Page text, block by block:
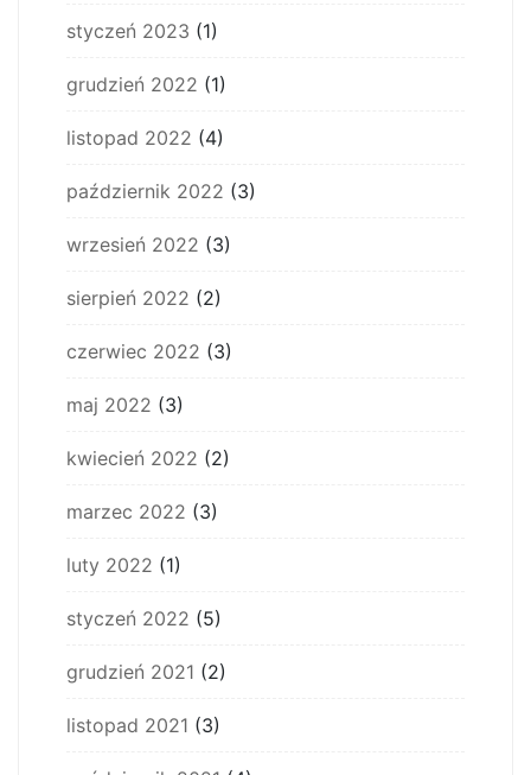
styczeń 2023 (1)
grudzień 2022 (1)
listopad 2022 (4)
październik 2022 (3)
wrzesień 2022 (3)
sierpień 2022 (2)
czerwiec 2022 (3)
maj 2022 (3)
kwiecień 2022 (2)
marzec 2022 (3)
luty 2022 (1)
styczeń 2022 (5)
grudzień 2021 (2)
listopad 2021 (3)